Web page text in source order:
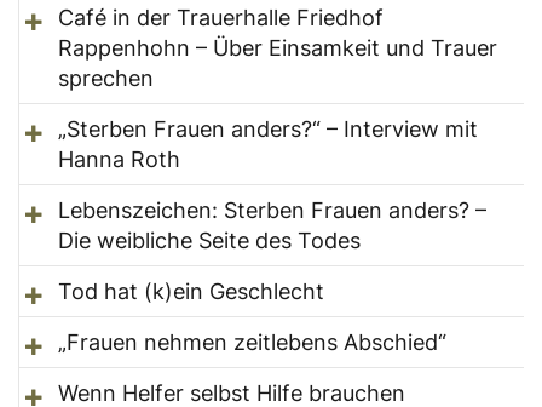
Café in der Trauerhalle Friedhof
Rappenhohn – Über Einsamkeit und Trauer
sprechen
„Sterben Frauen anders?“ – Interview mit
Hanna Roth
Lebenszeichen: Sterben Frauen anders? –
Die weibliche Seite des Todes
Tod hat (k)ein Geschlecht
„Frauen nehmen zeitlebens Abschied“
Wenn Helfer selbst Hilfe brauchen